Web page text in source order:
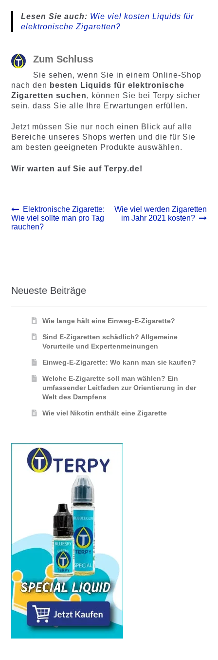
Lesen Sie auch: Wie viel kosten Liquids für
elektronische Zigaretten?
Zum Schluss
Sie sehen, wenn Sie in einem Online-Shop
nach den besten Liquids für elektronische
Zigaretten suchen, können Sie bei Terpy sicher
sein, dass Sie alle Ihre Erwartungen erfüllen.
Jetzt müssen Sie nur noch einen Blick auf alle
Bereiche unseres Shops werfen und die für Sie
am besten geeigneten Produkte auswählen.
Wir warten auf Sie auf Terpy.de!
Beitrags-
Navigation
Vorheriger
Beitrag:
Elektronische Zigarette:
Wie viel sollte man pro Tag
rauchen?
Nächster
Beitrag:
Wie viel werden Zigaretten
im Jahr 2021 kosten?
Neueste Beiträge
Wie lange hält eine Einweg-E-Zigarette?
Sind E-Zigaretten schädlich? Allgemeine
Vorurteile und Expertenmeinungen
Einweg-E-Zigarette: Wo kann man sie kaufen?
Welche E-Zigarette soll man wählen? Ein
umfassender Leitfaden zur Orientierung in der
Welt des Dampfens
Wie viel Nikotin enthält eine Zigarette